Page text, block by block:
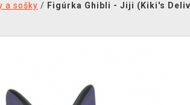
a sošky / Figúrka Ghibli - Jiji (Kiki's